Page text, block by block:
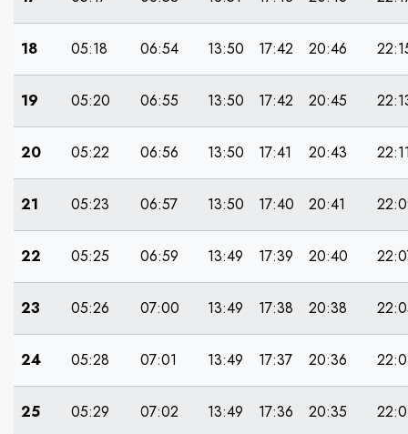
18 05:18 06:54 13:50 17:42 20:46
19 05:20 06:55 13:50 17:42 20:45
20 05:22 06:56 13:50 17:41 20:43
21 05:23 06:57 13:50 17:40 20:41
22 05:25 06:59 13:49 17:39 20:40
23 05:26 07:00 13:49 17:38 20:38
24 05:28 07:01 13:49 17:37 20:36
25 05:29 07:02 13:49 17:36 20:35